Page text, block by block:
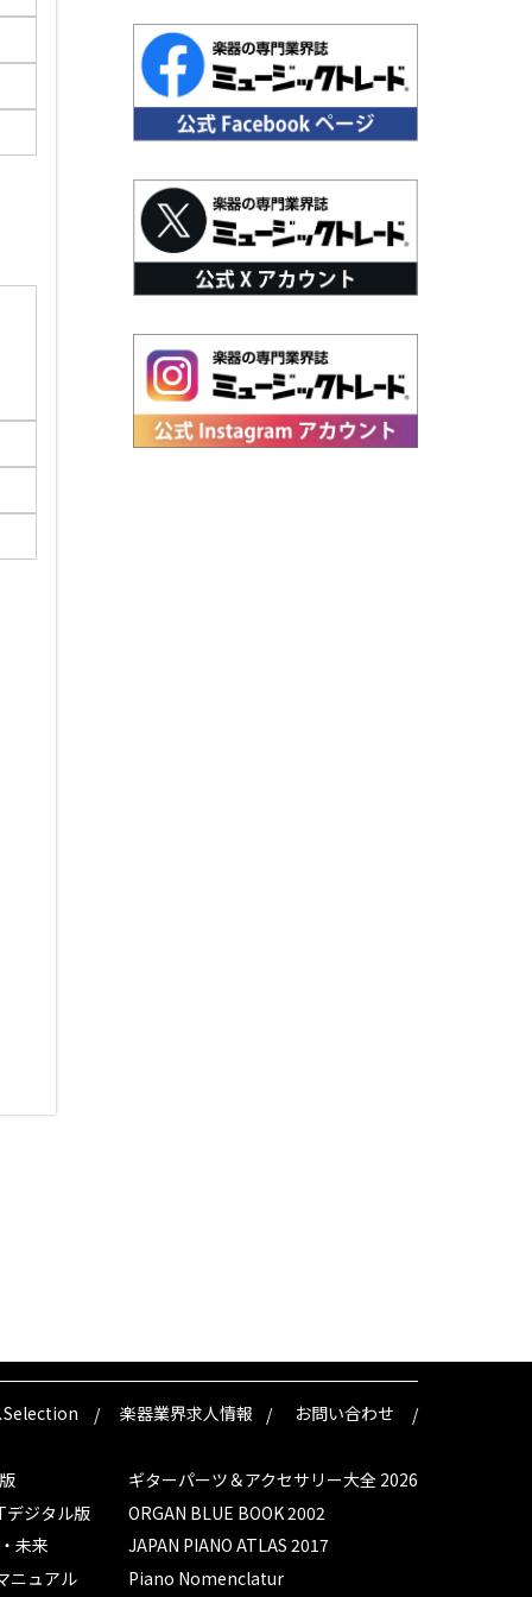
Selection 楽器業界求人情報 お問い合わせ
デジタル版
未来
ニュアル
ギターパーツ＆アクセサリー大全 2026
ORGAN BLUE BOOK 2002
JAPAN PIANO ATLAS 2017
Piano Nomenclatur